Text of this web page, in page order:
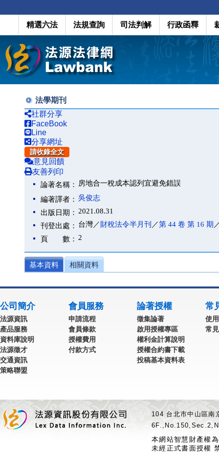
精選六法 法規查詢 司法判解 行政函釋
法學期刊
社群分享
FaceBook
Line
分享網址
請收錄全文
意見回饋
友善列印
論著名稱： 房地合一稅成本認列宜避免錯誤
編著譯者： 吳俊志
出版日期： 2021.08.31
刊登出處： 台灣／財稅法令半月刊 ／第 44 卷 第 16 期
頁 數： 2
基本資料 相關資料
公司簡介
法源資訊
產品服務
資料庫說明
法源徵才
交通資訊
策略聯盟
會員服務
申請流程
會員條款
授權費用
付款方式
論著授權
徵集論著
啟用授權專區
權利金計算說明
授權合約書下載
投稿基本資料表
常
使
常
104 台北市中山區
本網站智慧財產權
未經正式書面授權